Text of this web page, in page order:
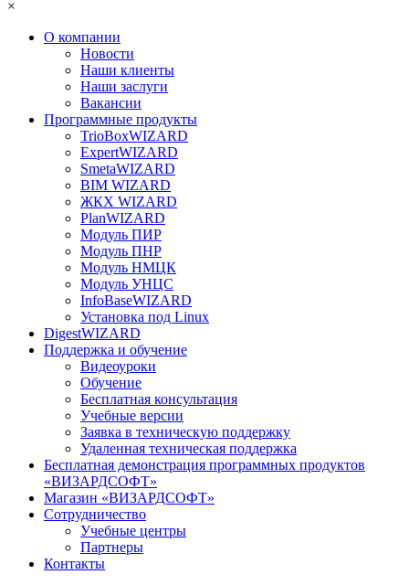
×
О компании
Новости
Наши клиенты
Наши заслуги
Вакансии
Программные продукты
TrioBoxWIZARD
ExpertWIZARD
SmetaWIZARD
BIM WIZARD
ЖКХ WIZARD
PlanWIZARD
Модуль ПИР
Модуль ПНР
Модуль НМЦК
Модуль УНЦС
InfoBaseWIZARD
Установка под Linux
DigestWIZARD
Поддержка и обучение
Видеоуроки
Обучение
Бесплатная консультация
Учебные версии
Заявка в техническую поддержку
Удаленная техническая поддержка
Бесплатная демонстрация программных продуктов
«ВИЗАРДСОФТ»
Магазин «ВИЗАРДСОФТ»
Сотрудничество
Учебные центры
Партнеры
Контакты